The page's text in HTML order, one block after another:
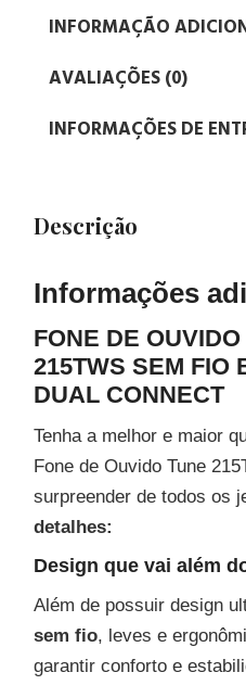
INFORMAÇÃO
AVALIAÇÕES (0)
INFORMAÇÕES DE
Descrição
Informações
FONE DE
215TWS SEM FIO
DUAL CONNECT
Tenha a melhor e maior
Fone de Ouvido Tune
surpreender de todos os
detalhes:
Design que vai além
Além de possuir design
sem fio, leves e
garantir conforto e